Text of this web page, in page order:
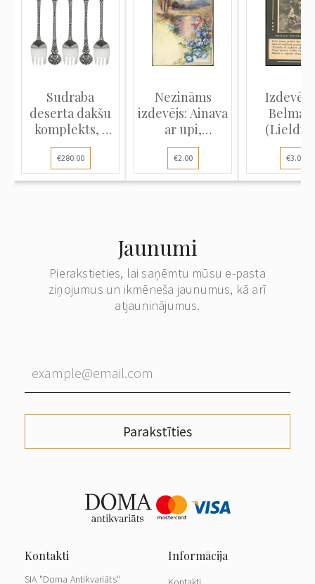
Sudraba
deserta dakšu
komplekts, 5
gab.
€280.00
Nezināms
izdevējs: Ainava
ar upi,
saulrietu...
€2.00
Izdevējs
atklātne):
€3.00
Jaunumi
Pierakstieties, lai saņēmtu mūsu e-pasta
ziņojumus un ikmēneša jaunumus, kā arī
atjauninājumus.
Parakstīties
SIA "Doma Antikvariāts"